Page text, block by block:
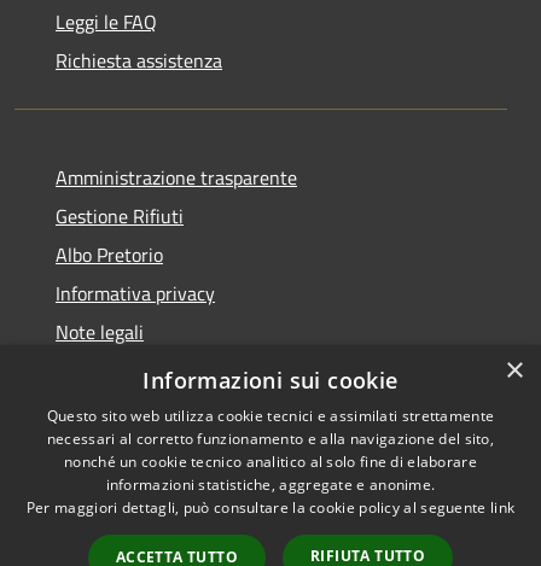
Leggi le FAQ
Richiesta assistenza
Amministrazione trasparente
Gestione Rifiuti
Albo Pretorio
Informativa privacy
Note legali
Dichiarazione di accessibilità
Accessibilità
Copyright © 2026 • Comune di
Perarolo di Cadore • Powered
byMunicipium
Accesso
×
Informazioni sui cookie
Questo sito web utilizza cookie tecnici e assimilati strettamente
necessari al corretto funzionamento e alla navigazione del sito,
nonché un cookie tecnico analitico al solo fine di elaborare
informazioni statistiche, aggregate e anonime.
Per maggiori dettagli, può consultare la cookie policy al seguente link
ACCETTA TUTTO RIFIUTA TUTTO